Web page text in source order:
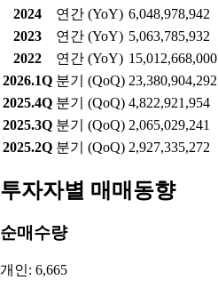
2024
연간 (YoY) 6,048,978,942
2023
연간 (YoY) 5,063,785,932
2022
연간 (YoY) 15,012,668,000
2026.1Q 분기 (QoQ) 23,380,904,292
2025.4Q 분기 (QoQ) 4,822,921,954
2025.3Q 분기 (QoQ) 2,065,029,241
2025.2Q 분기 (QoQ) 2,927,335,272
투자자별 매매동향
순매수량
개인: 6,665